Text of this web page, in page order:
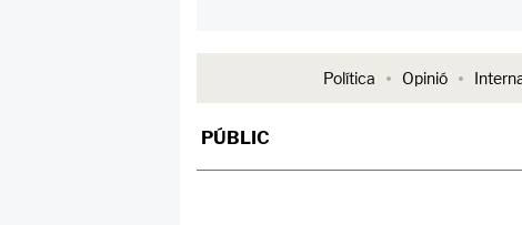
Política Opinió
PÚBLIC